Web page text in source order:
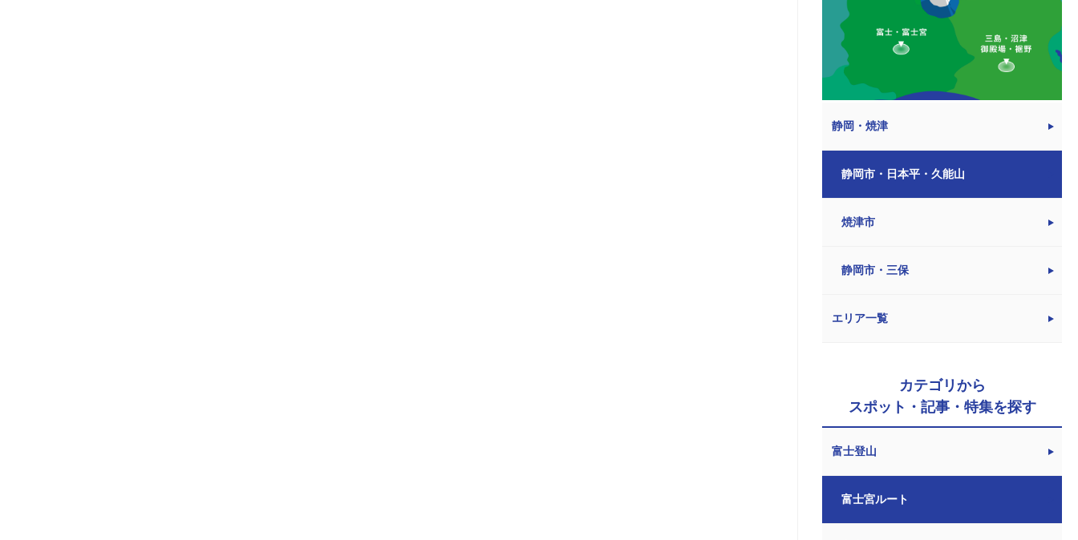
静岡・焼津
静岡市・日本平・久能山
焼津市
静岡市・三保
エリア一覧
カテゴリから
スポット・記事・特集を探す
富士登山
富士宮ルート